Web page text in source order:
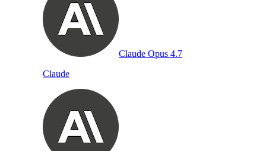
Claude Opus 4.7
Claude